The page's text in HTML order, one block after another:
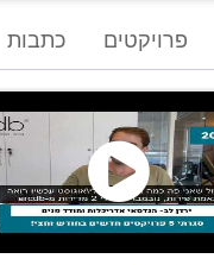
פרויקטים כתבות